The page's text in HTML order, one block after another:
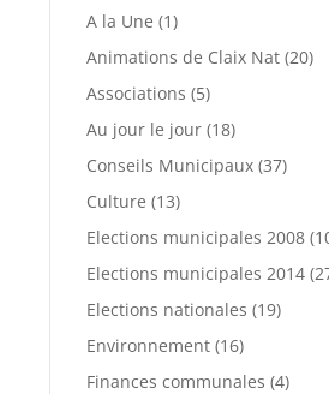
A la Une (1)
Animations de Claix Nat(20)
Associations (5)
Au jour le jour(18)
Conseils Municipaux(37)
Culture (13)
Elections municipales 2008
Elections municipales 2014
Elections nationales (19)
Environnement(16)
Finances communales (4)